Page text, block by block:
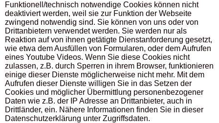
Funktionell/technisch notwendige Cookies können nicht
deaktiviert werden, weil sie zur Funktion der Webseite
zwingend notwendig sind. Sie können von uns oder von
Drittanbietern verwendet werden. Sie werden nur als
Reaktion auf von ihnen getätigte Dienstanforderung gesetzt,
wie etwa dem Ausfüllen von Formularen, oder dem Aufrufen
eines Youtube Videos. Wenn Sie diese Cookies nicht
zulassen, z.B. durch Sperren in ihrem Browser, funktionieren
einige dieser Dienste möglicherweise nicht mehr. Mit dem
Aufrufen dieser Dienste willigen Sie in das Setzen der
Cookies und möglicher Übermittlung personenbezogener
Daten wie z.B. der IP Adresse an Drittanbieter, auch in
Drittländer, ein. Nähere Informationen finden Sie in dieser
Datenschutzerklärung unter Zugriffsdaten.